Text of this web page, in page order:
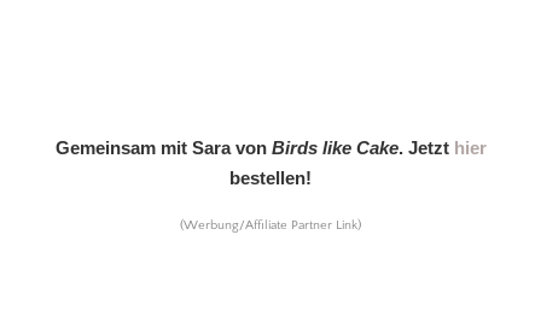
Gemeinsam mit Sara von Birds like Cake. Jetzt hier
bestellen!
(Werbung/Affiliate Partner Link)